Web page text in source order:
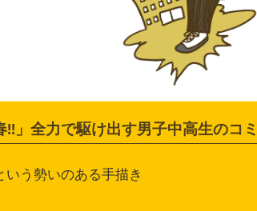
!!」全力で駆け出す男子中高生のコ
いう勢いのある手描き